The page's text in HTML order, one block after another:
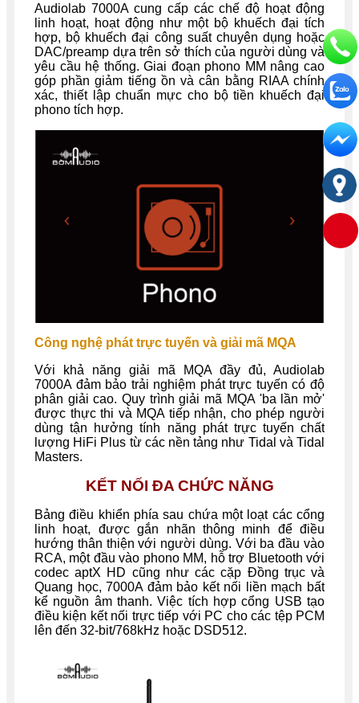
Audiolab 7000A cung cấp các chế độ hoạt động
linh hoạt, hoạt động như một bộ khuếch đại tích
hợp, bộ khuếch đại công suất chuyên dụng hoặc
DAC/preamp dựa trên sở thích của người dùng và
yêu cầu hệ thống. Giai đoạn phono MM nâng cao
góp phần giảm tiếng ồn và cân bằng RIAA chính
xác, thiết lập chuẩn mực cho bộ tiền khuếch đại
phono tích hợp.
Công nghệ phát trực tuyến và giải mã MQA
Với khả năng giải mã MQA đầy đủ, Audiolab
7000A đảm bảo trải nghiệm phát trực tuyến có độ
phân giải cao. Quy trình giải mã MQA 'ba lần mở'
được thực thi và MQA tiếp nhận, cho phép người
dùng tận hưởng tính năng phát trực tuyến chất
lượng HiFi Plus từ các nền tảng như Tidal và Tidal
Masters.
KẾT NỐI ĐA CHỨC NĂNG
Bảng điều khiển phía sau chứa một loạt các cổng
linh hoạt, được gắn nhãn thông minh để điều
hướng thân thiện với người dùng. Với ba đầu vào
RCA, một đầu vào phono MM, hỗ trợ Bluetooth với
codec aptX HD cũng như các cặp Đồng trục và
Quang học, 7000A đảm bảo kết nối liền mạch bất
kể nguồn âm thanh. Việc tích hợp cổng USB tạo
điều kiện kết nối trực tiếp với PC cho các tệp PCM
lên đến 32-bit/768kHz hoặc DSD512.